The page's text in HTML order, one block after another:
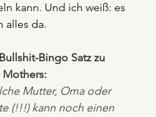
kann. Und ich weiß: es
alles da.
Bingo Satz zu
Mothers:
Mutter, Oma oder
(!!!) kann noch einen